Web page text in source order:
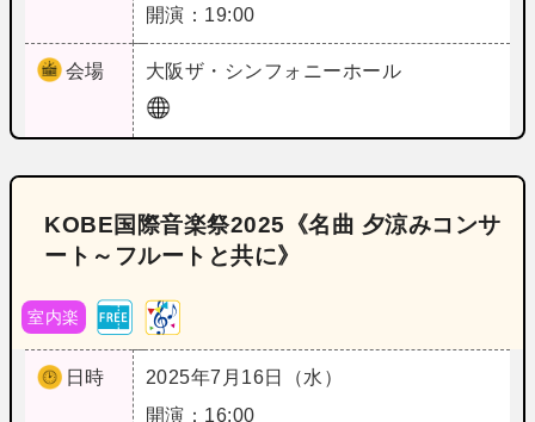
開演：19:00
会場 大阪ザ・シンフォニーホール
KOBE国際音楽祭2025《名曲 夕涼みコンサ
ート～フルートと共に》
室内楽
日時
2025年7月16日（水）
開演：16:00